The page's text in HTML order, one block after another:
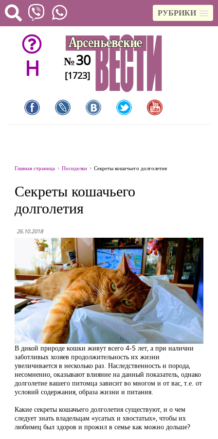
РУБРИКИ
H №30
[1723]
Главная страница Посиделки Секреты кошачьего долголетия
Секреты кошачьего
долголетия
26.10.2018
В дикой природе кошки живут всего 4-5 лет, а при наличии
заботливых хозяев продолжительность их жизни
увеличивается в несколько раз. Наследственность и порода,
несомненно, оказывают влияние на данный показатель, однако
долголетие вашего питомца зависит во многом и от вас, т.е. от
условий содержания, образа жизни и питания.
Какие секреты кошачьего долголетия существуют, и о чем
следует знать владельцам «усатых и хвостатых», чтобы их
любимец был здоров и прожил в семье как можно дольше?